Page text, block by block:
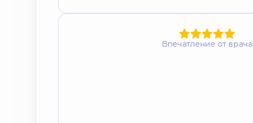
Впечатление от врача